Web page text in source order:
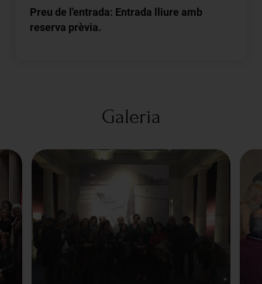
Preu de l'entrada: Entrada lliure amb
reserva prèvia.
Galeria